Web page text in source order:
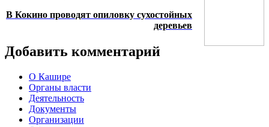
В Кокино проводят опиловку сухостойных
деревьев
Добавить комментарий
О Кашире
Органы власти
Деятельность
Документы
Организации